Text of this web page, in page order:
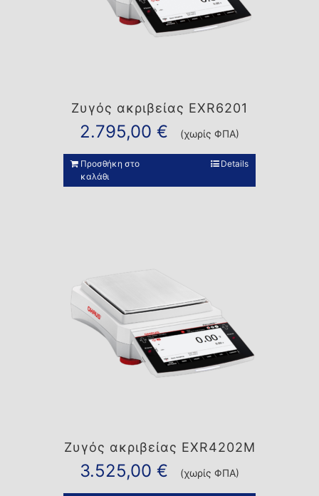
Ζυγός ακριβείας EXR6201
2.795,00 € (χωρίς ΦΠΑ)
Προσθήκη στο
καλάθι
Details
Ζυγός ακριβείας EXR4202M
3.525,00 € (χωρίς ΦΠΑ)